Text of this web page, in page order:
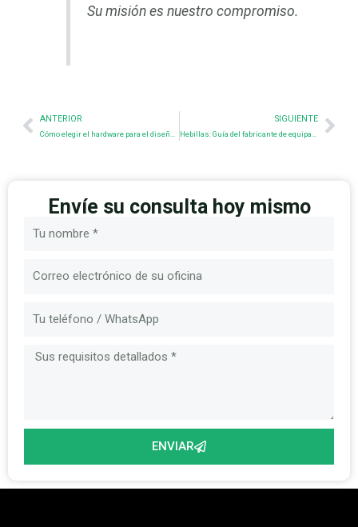
Su misión es nuestro compromiso.
Prev
ANTERIOR SIGUIENTE
Envíe su consulta hoy mismo
ENVIAR